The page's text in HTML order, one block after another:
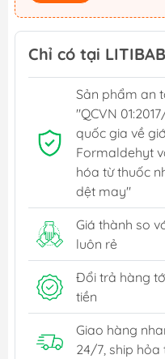
Chỉ có tại
Sản phẩm an
"QCVN
quốc gia về
Formaldehyt
hóa từ thuốc
dệt may"
Giá thành so
luôn rẻ
Đổi trả hàng
tiền
Giao hàng
24/7, ship hỏa